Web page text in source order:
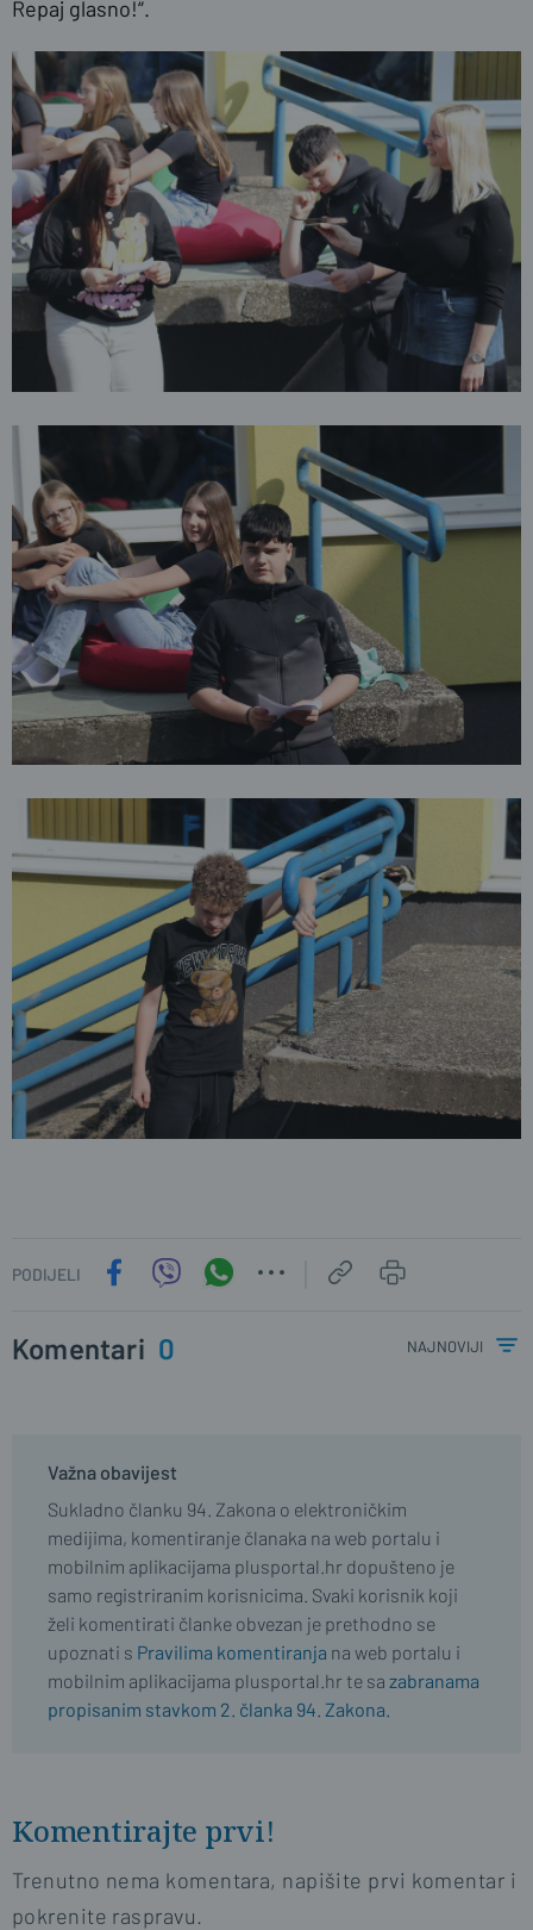
Repaj glasno!“.
PODIJELI
Komentari 0 najnoviji
Važna obavijest
Sukladno članku 94. Zakona o elektroničkim
medijima, komentiranje članaka na web portalu i
mobilnim aplikacijama plusportal.hr dopušteno je
samo registriranim korisnicima. Svaki korisnik koji
želi komentirati članke obvezan je prethodno se
upoznati s Pravilima komentiranja na web portalu i
mobilnim aplikacijama plusportal.hr te sa zabranama
propisanim stavkom 2. članka 94. Zakona.
Komentirajte prvi!
Trenutno nema komentara, napišite prvi komentar i
pokrenite raspravu.